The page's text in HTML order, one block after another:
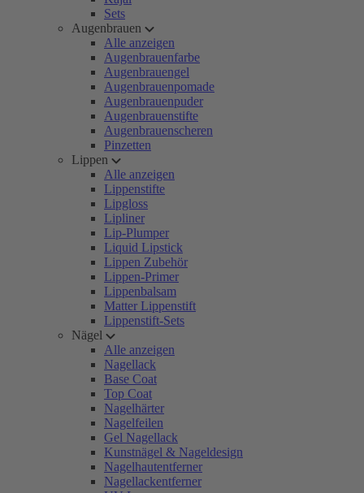
Sets
Augenbrauen
Alle anzeigen
Augenbrauenfarbe
Augenbrauengel
Augenbrauenpomade
Augenbrauenpuder
Augenbrauenstifte
Augenbrauenscheren
Pinzetten
Lippen
Alle anzeigen
Lippenstifte
Lipgloss
Lipliner
Lip-Plumper
Liquid Lipstick
Lippen Zubehör
Lippen-Primer
Lippenbalsam
Matter Lippenstift
Lippenstift-Sets
Nägel
Alle anzeigen
Nagellack
Base Coat
Top Coat
Nagelhärter
Nagelfeilen
Gel Nagellack
Kunstnägel & Nageldesign
Nagelhautentferner
Nagellackentferner